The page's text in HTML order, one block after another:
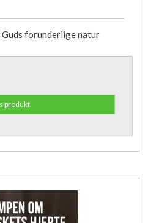
forunderlige natur
produkt